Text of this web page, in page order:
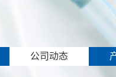
公司动态